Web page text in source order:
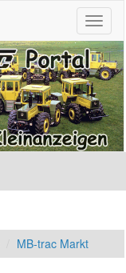
MB-trac Markt